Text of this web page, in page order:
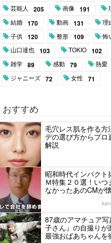
芸能人 205 画像 191
結婚 170 動画 131 理
子供 120 整形 109 怖
山口達也 103 TOKIO 102
雑学 89 感動 79 熱愛
ジャニーズ 72 女性 71
おすすめ
毛穴レス肌を作る方
デの選び方からプロ
解説
昭和時代インパクト
Ｍ特集２０選！い
なかったあのCMが
87歳のアマチュア
子さん』の自撮りが
最強おばあちゃんを